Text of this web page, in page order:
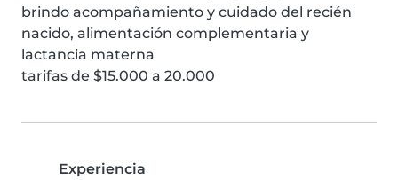
brindo acompañamiento y cuidado del recién
nacido, alimentación complementaria y
lactancia materna
tarifas de $15.000 a 20.000
Experiencia